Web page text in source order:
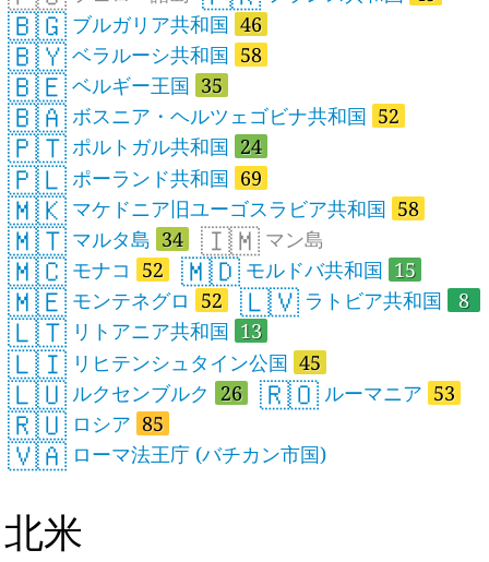
🇧🇬 ブルガリア共和国 46
🇧🇾 ベラルーシ共和国 58
🇧🇪 ベルギー王国 35
🇧🇦 ボスニア・ヘルツェゴビナ共和国 52
🇵🇹 ポルトガル共和国 24
🇵🇱 ポーランド共和国 69
🇲🇰 マケドニア旧ユーゴスラビア共和国 58
🇲🇹 マルタ島 34 🇮🇲 マン島
🇲🇨 モナコ 52 🇲🇩 モルドバ共和国 15
🇲🇪 モンテネグロ 52 🇱🇻 ラトビア共和国 8
🇱🇹 リトアニア共和国 13
🇱🇮 リヒテンシュタイン公国 45
🇱🇺 ルクセンブルク 26 🇷🇴 ルーマニア 53
🇷🇺 ロシア 85
🇻🇦 ローマ法王庁 (バチカン市国)
北米